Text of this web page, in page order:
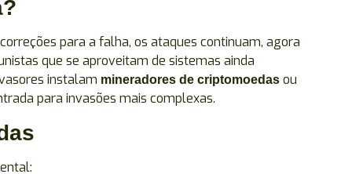
para a falha, os ataques continuam, agora
que se aproveitam de sistemas ainda
instalam mineradores de criptomoedasou
para invasões mais complexas.